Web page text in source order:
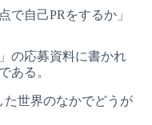
で自己PRをするか」
の応募資料に書かれ
ある。
た世界のなかでどうが